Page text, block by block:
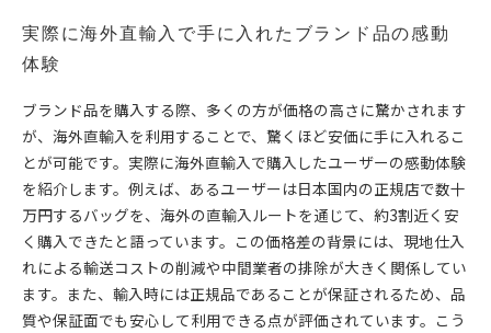
実際に海外直輸入で手に入れたブランド品の感動
体験
ブランド品を購入する際、多くの方が価格の高さに驚かされます
が、海外直輸入を利用することで、驚くほど安価に手に入れるこ
とが可能です。実際に海外直輸入で購入したユーザーの感動体験
を紹介します。例えば、あるユーザーは日本国内の正規店で数十
万円するバッグを、海外の直輸入ルートを通じて、約3割近く安
く購入できたと語っています。この価格差の背景には、現地仕入
れによる輸送コストの削減や中間業者の排除が大きく関係してい
ます。また、輸入時には正規品であることが保証されるため、品
質や保証面でも安心して利用できる点が評価されています。こう